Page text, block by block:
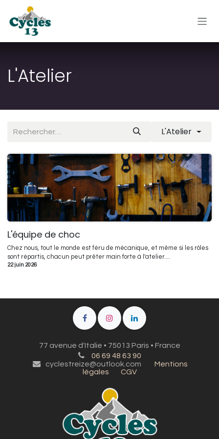
Se rendre au contenu
L'Atelier
L'Atelier
L'équipe de choc
Chez nous, tout le monde est féru de mécanique, et même si les rôles
sont répartis, chacun peut prêter main forte à l'atelier....
22 juin 2026
77 avenue d'Italie • 75013 Paris • France
06 69 48 63 90
cyclestreize@outlook.com Mentions
légales
CGV